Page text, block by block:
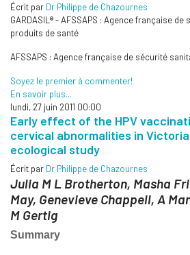
Écrit par Dr Philippe de Chazournes
GARDASIL® - AFSSAPS : Agence française
produits de santé
AFSSAPS : Agence française de sécurité
Soyez le premier à commenter!
En savoir plus...
lundi, 27 juin 2011 00:00
Early effect of the HPV
cervical abnormalities in
ecological study
Écrit par Dr Philippe de Chazournes
Julia M L Brotherton, Masha
May, Genevieve Chappell, A
M Gertig
Summary